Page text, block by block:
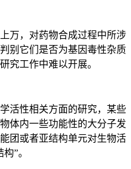
，对药物合成过程中所涉
别它们是否为基因毒性杂质
究工作中难以开展。
性相关方面的研究，某些
体内一些功能性的大分子发
团或者亚结构单元对生物活
”。